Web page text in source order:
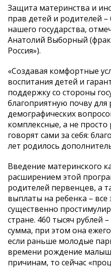
Защита материнства и
прав детей и родителей
нашего государства,
Анатолий Выборный
Россия»).
«Создавая комфортные
воспитания детей и
поддержку со стороны
благоприятную почву для
демографических
комплексные, а не
говорят сами за себя:
лет родилось
Введение материнского
расширением этой
родителей первенцев, а
выплаты на ребенка –
существенно
стране. 460 тысяч рублей
сумма, при этом она
если раньше молодые
времени рождение
причинам, то сейчас